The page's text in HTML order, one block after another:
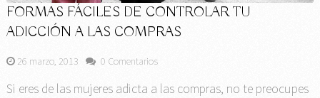
FORMAS FÁCILES DE CONTROLAR TU
ADICCIÓN A LAS COMPRAS
26 marzo, 2013 0 Comentarios
Si eres de las mujeres adicta a las compras, no te preocupes